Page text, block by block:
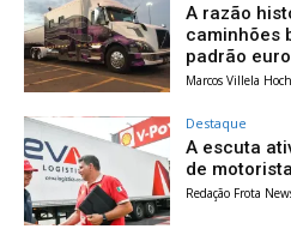
A razão
caminhões
padrão
Marcos Villela
Destaque
A escuta
de
Redação Frota